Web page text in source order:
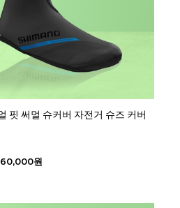
핏 써멀 슈커버 자전거 슈즈 커버
60,000원